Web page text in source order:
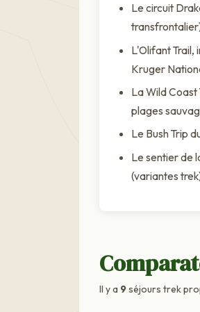
Le circuit
L'Olifant Trail,
Kruger
La Wild
plages
Le Bush Trip
Le sentier de
(variantes
Il y a 9séjours trek